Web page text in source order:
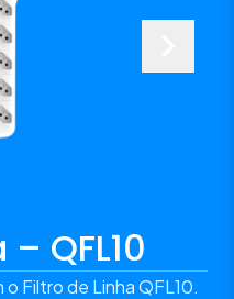
QFL10
Filtro de Linha QFL10.